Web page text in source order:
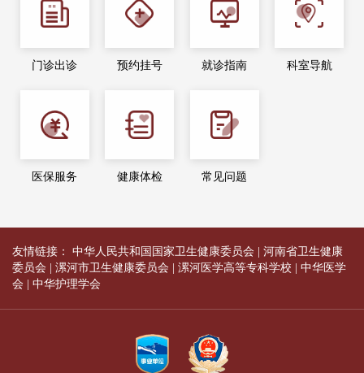
门诊出诊 预约挂号 就诊指南 科室导航
医保服务 健康体检 常见问题
友情链接： 中华人民共和国国家卫生健康委员会
河南省卫生健康
委员会
漯河市卫生健康委员会 漯河医学高等专科学校
中华医学
会
中华护理学会